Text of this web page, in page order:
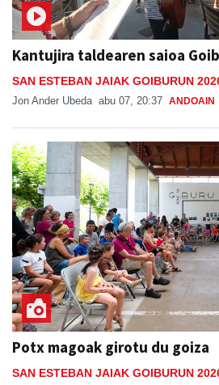
Kantujira taldearen saioa
SAN ESTEBAN JAIAK GOIBURUN
Jon Ander Ubeda abu 07, 20:37 ANDOAIN
Potx magoak girotu du goiza
SAN ESTEBAN JAIAK GOIBURUN